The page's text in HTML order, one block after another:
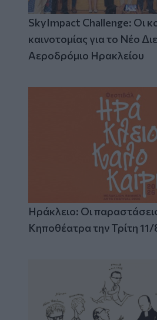
SkyImpact Challenge: Οι
καινοτομίας για το Νέο
Αεροδρόμιο Ηρακλείου
Ηράκλειο: Οι
Κηποθέατρα την Τρίτη 11/